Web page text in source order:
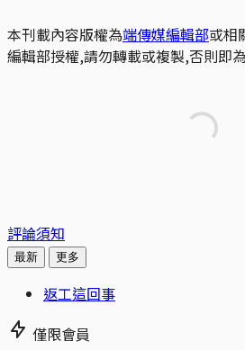
本刊載內容版權為端傳媒編輯部或相
編輯部授權,請勿轉載或複製,否則即
評論須知
最新 更多
返工這回事
僅限會員